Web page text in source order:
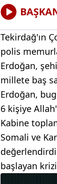
Tekirdağ'ın
polis
Erdoğan,
millete baş
Erdoğan,
6 kişiye
Kabine
Somali ve
başlayan